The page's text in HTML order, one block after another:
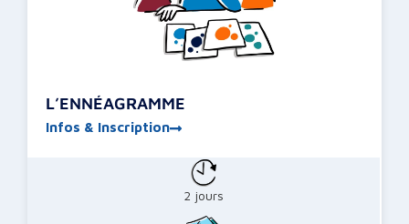
L’ENNÉAGRAMME
Infos & Inscription
2 jours